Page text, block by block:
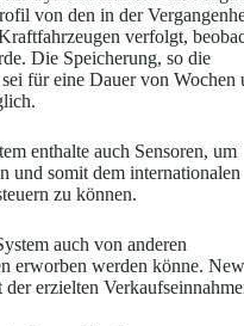
von den in der
verfolgt,
Die Speicherung, so die
für eine Dauer von Wochen
enthalte auch Sensoren, um
und somit dem internationalen
zu können.
auch von anderen
erworben werden könne.
erzielten